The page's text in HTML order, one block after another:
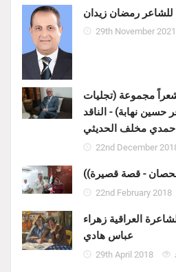
للشاعر رمضان زيدان
29th November 2021
مجموعة (تجليات
نهابة) - الناقد
حمدي مخلف الحديثي
22nd December
22nd February 2018
العراقية زهراء
عباس هادي
29th April 2018